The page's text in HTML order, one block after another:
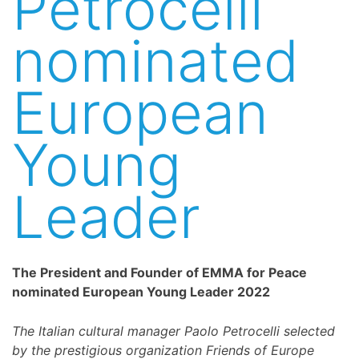
nominated
European
Young
Leader
The President and Founder of EMMA for Peace
nominated European Young Leader 2022
The Italian cultural manager Paolo Petrocelli selected
by the prestigious organization Friends of Europe